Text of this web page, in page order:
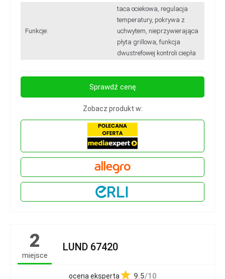
Funkcje:
taca ociekowa, regulacja
temperatury, pokrywa z
uchwytem, nieprzywierająca
płyta grillowa, funkcja
dwustrefowej kontroli ciepła
Sprawdź cenę
Zobacz produkt w:
2
miejsce
LUND 67420
ocena eksperta 9.5/10